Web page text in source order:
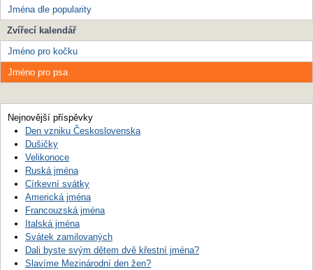
Jména dle popularity
Zvířecí kalendář
Jméno pro kočku
Jméno pro psa
Nejnovější příspěvky
Den vzniku Československa
Dušičky
Velikonoce
Ruská jména
Církevní svátky
Americká jména
Francouzská jména
Italská jména
Svátek zamilovaných
Dali byste svým dětem dvě křestní jména?
Slavíme Mezinárodní den žen?